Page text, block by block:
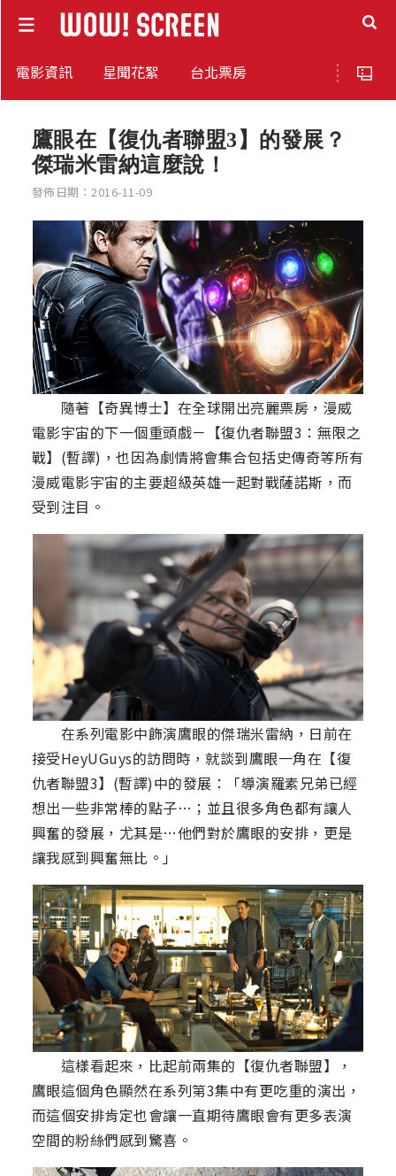
電影資訊 星聞花絮 台北票房
鷹眼在【復仇者聯盟3】的發展？
傑瑞米雷納這麼說！
發佈日期：2016-11-09
隨著【奇異博士】在全球開出亮麗票房，漫威
電影宇宙的下一個重頭戲－【復仇者聯盟3：無限之
戰】(暫譯)，也因為劇情將會集合包括史傳奇等所有
漫威電影宇宙的主要超級英雄一起對戰薩諾斯，而
受到注目。
在系列電影中飾演鷹眼的傑瑞米雷納，日前在
接受HeyUGuys的訪問時，就談到鷹眼一角在【復
仇者聯盟3】(暫譯)中的發展：「導演羅素兄弟已經
想出一些非常棒的點子…；並且很多角色都有讓人
興奮的發展，尤其是…他們對於鷹眼的安排，更是
讓我感到興奮無比。」
這樣看起來，比起前兩集的【復仇者聯盟】，
鷹眼這個角色顯然在系列第3集中有更吃重的演出，
而這個安排肯定也會讓一直期待鷹眼會有更多表演
空間的粉絲們感到驚喜。